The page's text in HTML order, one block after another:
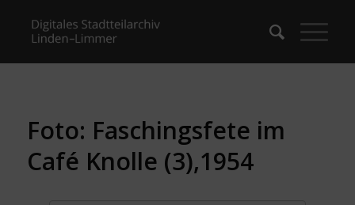
Foto: Faschingsfete im
Café Knolle (3),1954